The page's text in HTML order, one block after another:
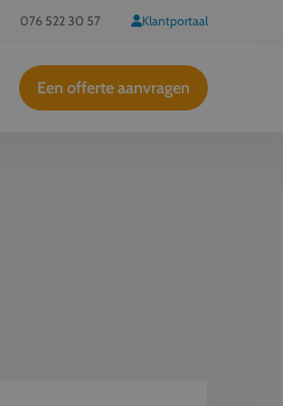
076 522 30 57 Klantportaal
Een offerte aanvragen